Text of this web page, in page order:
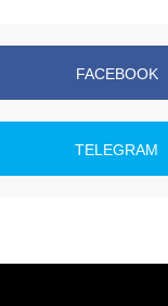
FACEBOOK
TELEGRAM